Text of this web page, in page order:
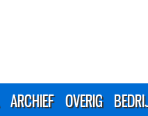
ARCHIEF OVERIG